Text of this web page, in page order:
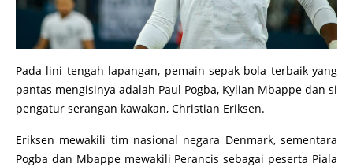
Pada lini tengah lapangan, pemain sepak bola terbaik yang
pantas mengisinya adalah Paul Pogba, Kylian Mbappe dan si
pengatur serangan kawakan, Christian Eriksen.
Eriksen mewakili tim nasional negara Denmark, sementara
Pogba dan Mbappe mewakili Perancis sebagai peserta Piala